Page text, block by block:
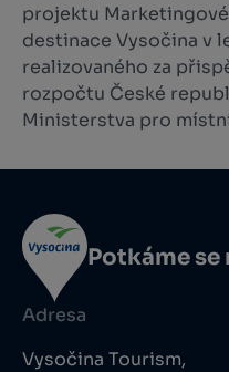
projektu
destinace Vysočina v
realizovaného za
rozpočtu České
Ministerstva pro
Potkáme se
Adresa
Vysočina Tourism,